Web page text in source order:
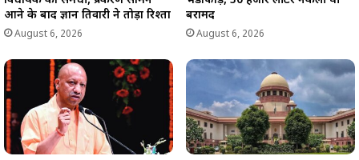
आने के बाद ज्ञान तिवारी ने तोड़ा रिश्ता
August 6, 2026
बरामद
August 6, 2026